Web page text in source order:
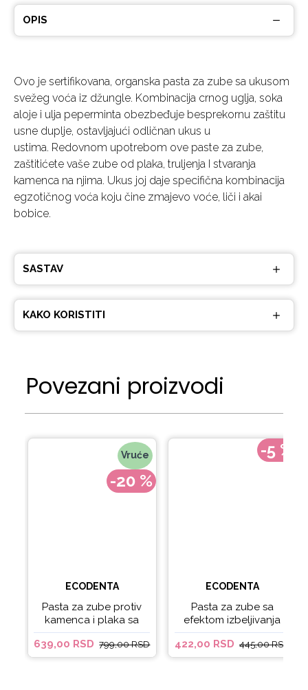
OPIS
Ovo je sertifikovana, organska pasta za zube sa ukusom
svežeg voća iz džungle. Kombinacija crnog uglja, soka
aloje i ulja peperminta obezbeđuje besprekornu zaštitu
usne duplje, ostavljajući odličnan ukus u
ustima. Redovnom upotrebom ove paste za zube,
zaštitićete vaše zube od plaka, truljenja I stvaranja
kamenca na njima. Ukus joj daje specifična kombinacija
egzotičnog voća koju čine zmajevo voće, liči i akai
bobice.
SASTAV
KAKO KORISTITI
Povezani proizvodi
Vruće
-20 %
ECODENTA
Pasta za zube protiv
kamenca i plaka sa
kokosovim uljem
Ecodenta ORGANIC
ANTI-PLAQUE 75ml
639,00 RSD 799,00 RSD
-5 %
ECODENTA
Pasta za zube sa
efektom izbeljivanja
GREEN LINE BRILLIANT
WHITENING 100 ml
422,00 RSD 445,00 RSD